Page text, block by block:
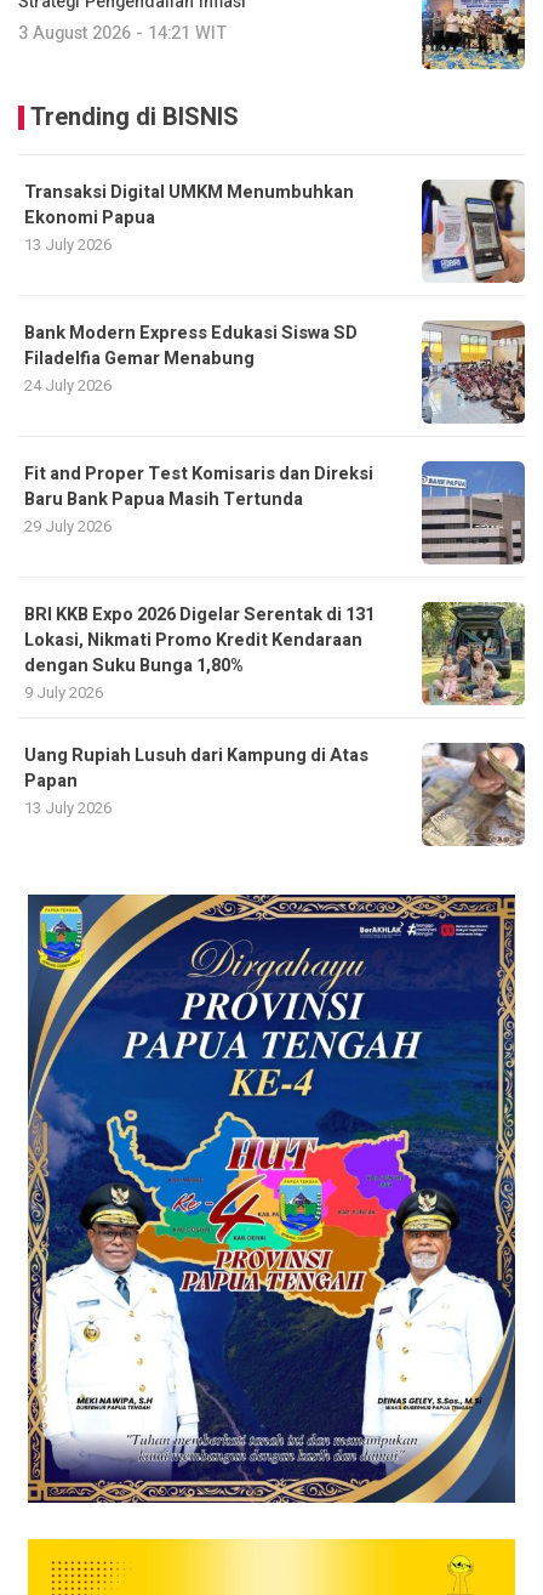
3 August 2026 - 14:21 WIT
Trending di BISNIS
Transaksi Digital UMKM Menumbuhkan
Ekonomi Papua
13 July 2026
Bank Modern Express Edukasi Siswa SD
Filadelfia Gemar Menabung
24 July 2026
Fit and Proper Test Komisaris dan Direksi
Baru Bank Papua Masih Tertunda
29 July 2026
BRI KKB Expo 2026 Digelar Serentak di 131
Lokasi, Nikmati Promo Kredit Kendaraan
dengan Suku Bunga 1,80%
9 July 2026
Uang Rupiah Lusuh dari Kampung di Atas
Papan
13 July 2026